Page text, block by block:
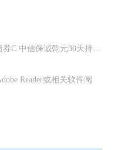
中信保诚乾元30天持有债券C 中信保诚乾元30天持有债券A
Reader或相关软件阅